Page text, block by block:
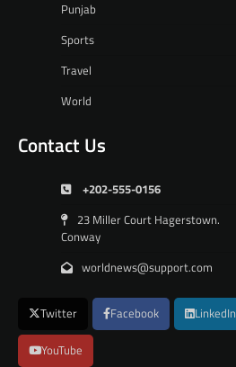
Punjab
Sports
Travel
World
Contact Us
+202-555-0156
23 Miller Court Hagerstown.
Conway
worldnews@support.com
Twitter Facebook LinkedIn
YouTube